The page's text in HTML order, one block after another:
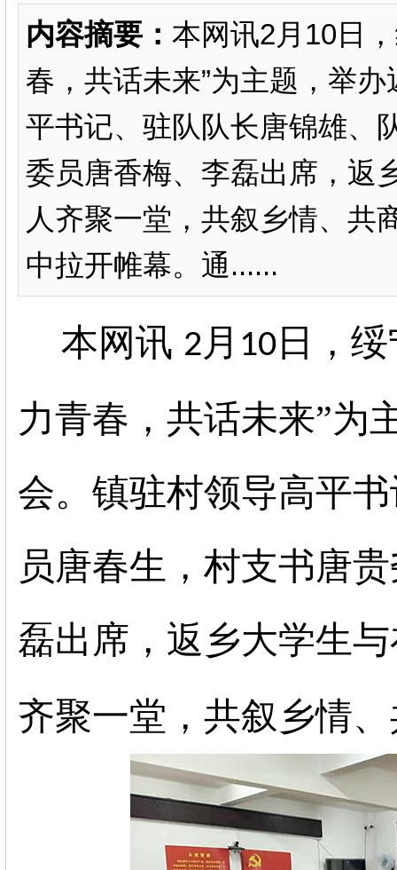
内容摘要： 本网讯2月10日
春，共话未来”为主题，举
平书记、驻队队长唐锦雄、
委员唐香梅、李磊出席，返
人齐聚一堂，共叙乡情、共
中拉开帷幕。通......
本网讯 2 月 10日，
力青春，共话未来”为
会。镇驻村领导高平
员唐春生，村支书唐
磊出席，返乡大学生
齐聚一堂，共叙乡情